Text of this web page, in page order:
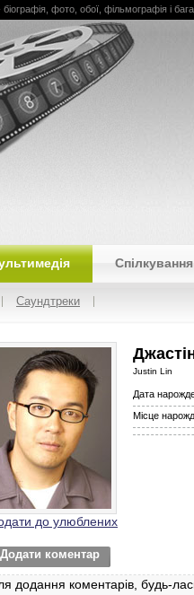
фото, обої, фільмографія і
Спілкування
Саундтреки
до улюблених
Justin Lin
Дата
Місце
Додати коментар
додання коментарів, будь-